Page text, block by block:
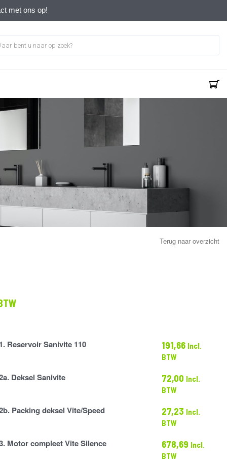
met ons op!
Terug naar overzicht
1. Reservoir Sanivite 110 191,66 Incl.
BTW
Deksel Sanivite 72,00 Incl.
BTW
Packing deksel Vite/Speed 27,23 Incl.
BTW
Motor compleet Vite Silence 678,69 Incl.
BTW